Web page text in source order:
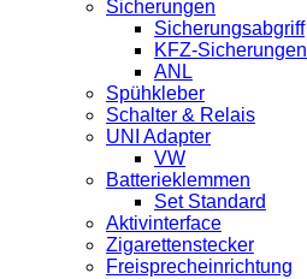
Sicherungen
Sicherungsabgriff
KFZ-Sicherungen
ANL
Spühkleber
Schalter & Relais
UNI Adapter
VW
Batterieklemmen
Set Standard
Aktivinterface
Zigarettenstecker
Freisprecheinrichtung